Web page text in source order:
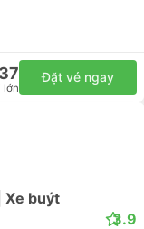
lớn
Đặt vé ngay
Xe buýt
3.9